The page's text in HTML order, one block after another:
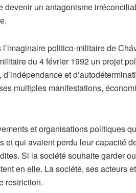
devenir un antagonisme
politico-militaire de
du 4 février 1992 un projet
et
multiples manifestations,
et organisations politiques
qui avaient perdu leur capacité
Si la société souhaite garder
en elle. La société, ses acteurs
restriction.